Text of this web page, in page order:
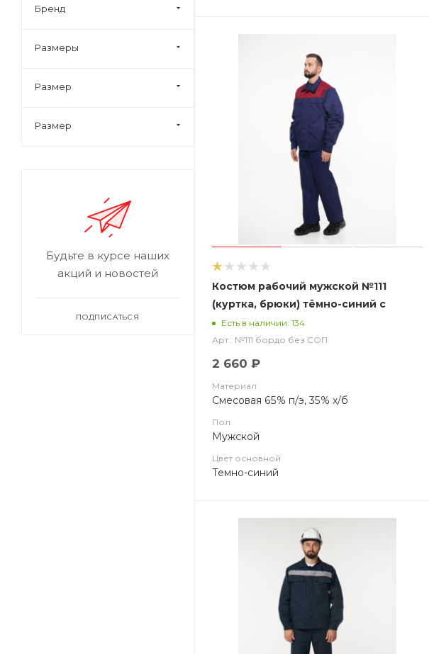
Костюм рабочий мужской №111
(куртка, брюки) тёмно-синий с
бордовым без СОП (ЧЗ)
Есть в наличии: 134
Арт.: №111 бордо без СОП
2 660 ₽
Материал
Смесовая 65% п/э, 35% х/б
Пол
Мужской
Цвет основной
Темно-синий
Бренд
Размеры
Размер
Размер
Будьте в курсе наших
акций и новостей
ПОДПИСАТЬСЯ